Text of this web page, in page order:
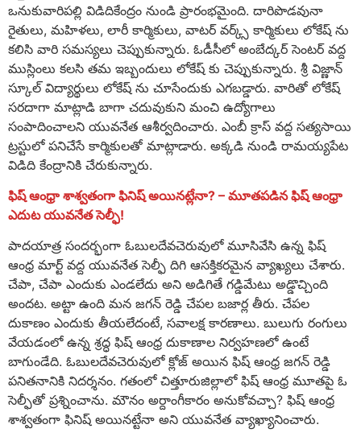
ఒనుకువారిపల్లి విడిదికేంద్రం నుండి ప్రారంభమైంది. దారిపొడవునా
రైతులు, మహిళలు, లారీ కార్మికులు, వాటర్ వర్క్స్ కార్మికులు లోకేష్ ను
కలిసి వారి సమస్యలు చెప్పుకున్నారు. ఓడీసీలో అంబేద్కర్ సెంటర్ వద్ద
ముస్లింలు కలసి తమ ఇబ్బందులు లోకేష్ కు చెప్పుకున్నారు. శ్రీ విజ్ణాన్
స్కూల్ విద్యార్థులు లోకేష్ ను చూసేందుకు ఎగబడ్డారు. వారితో లోకేష్
సరదాగా మాట్లాడి బాగా చదువుకుని మంచి ఉద్యోగాలు
సంపాదించాలని యువనేత ఆశీర్వదించారు. ఎంబీ క్రాస్ వద్ద సత్యసాయి
ట్రస్టులో పనిచేసే కార్మికులతో మాట్లాడారు. అక్కడి నుండి రామయ్యపేట
విడిది కేంద్రానికి చేరుకున్నారు.
ఫిష్ ఆంధ్రా శాశ్వతంగా ఫినిష్ అయినట్లేనా? – మూతపడిన ఫిష్ ఆంధ్రా
ఎదుట యువనేత సెల్ఫీ!
పాదయాత్ర సందర్భంగా ఓబులదేవచెరువులో మూసివేసి ఉన్న ఫిష్
ఆంధ్ర మార్ట్ వద్ద యువనేత సెల్ఫీ దిగి ఆసక్తికరమైన వ్యాఖ్యలు చేశారు.
చేపా, చేపా ఎందుకు ఎండలేదు అని అడిగితే గడ్డిమేటు అడ్డొచ్చింది
అంద‌ట‌. అట్టా ఉంది మ‌న జ‌గ‌న్ రెడ్డి చేప‌ల బ‌జార్ల తీరు. చేప‌ల
దుకాణం ఎందుకు తీయ‌లేదంటే, స‌వాల‌క్ష కార‌ణాలు. బులుగు రంగులు
వేయ‌డంలో ఉన్న శ్రద్ధ ఫిష్ ఆంధ్ర దుకాణాల నిర్వహ‌ణ‌లో ఉంటే
బాగుండేది. ఓబుల‌దేవ‌చెరువులో క్లోజ్ అయిన ఫిష్ ఆంధ్ర జగన్ రెడ్డి
పనితనానికి నిదర్శనం. గ‌తంలో చిత్తూరుజిల్లాలో ఫిష్ ఆంధ్ర మూత‌పై ఓ
సెల్ఫీతో ప్రశ్నించాను. మౌనం అర్దాంగీకారం అనుకోవ‌చ్చా? ఫిష్ ఆంధ్ర
శాశ్వతంగా ఫినిష్ అయిన‌ట్టేనా అని యువనేత వ్యాఖ్యానించారు.